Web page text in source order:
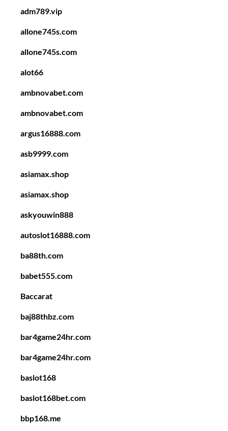
adm789.vip
allone745s.com
allone745s.com
alot66
ambnovabet.com
ambnovabet.com
argus16888.com
asb9999.com
asiamax.shop
asiamax.shop
askyouwin888
autoslot16888.com
ba88th.com
babet555.com
Baccarat
baj88thbz.com
bar4game24hr.com
bar4game24hr.com
baslot168
baslot168bet.com
bbp168.me